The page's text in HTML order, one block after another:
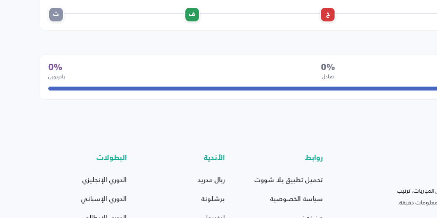
خ ف ت
0%
تعادل
0%
بادربورن
ترتيب
دقيقة.
روابط
تحميل تطبيق يلا شووت
سياسة الخصوصية
الأندية
ريال مدريد
برشلونة
البطولات
الدوري الإنجليزي
الدوري الإسباني